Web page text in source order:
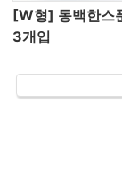
[W형] 동백한스
3개입